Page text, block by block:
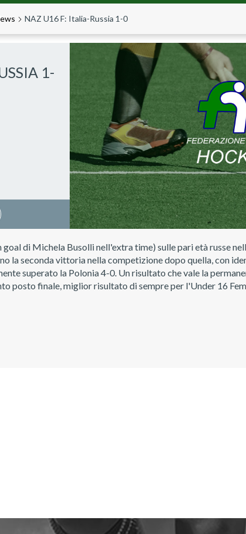
NAZ U16 F: Italia-Russia 1-0
1-
di Michela Busolli nell'extra time) sulle pari età russe
la seconda vittoria nella competizione dopo quella, con
superato la Polonia 4-0. Un risultato che vale la
posto finale, miglior risultato di sempre per l'Under 16